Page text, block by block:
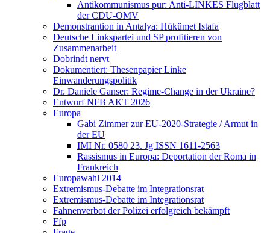
Antikommunismus pur: Anti-LINKES Flugblatt
der CDU-OMV
Demonstrantion in Antalya: Hükümet Istafa
Deutsche Linkspartei und SP profitieren von
Zusammenarbeit
Dobrindt nervt
Dokumentiert: Thesenpapier Linke
Einwanderungspolitik
Dr. Daniele Ganser: Regime-Change in der Ukraine?
Entwurf NFB AKT 2026
Europa
Gabi Zimmer zur EU-2020-Strategie / Armut in
der EU
IMI Nr. 0580 23. Jg ISSN 1611-2563
Rassismus in Europa: Deportation der Roma in
Frankreich
Europawahl 2014
Extremismus-Debatte im Integrationsrat
Extremismus-Debatte im Integrationsrat
Fahnenverbot der Polizei erfolgreich bekämpft
Ffp